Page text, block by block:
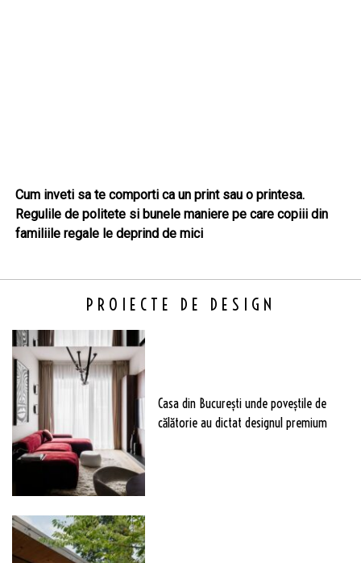
Cum inveti sa te comporti ca un print sau o printesa.
Regulile de politete si bunele maniere pe care copiii din
familiile regale le deprind de mici
PROIECTE DE DESIGN
Casa din București unde poveștile de
călătorie au dictat designul premium